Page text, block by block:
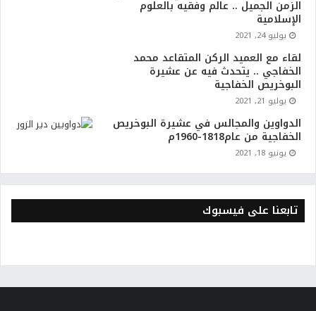
الزمن الجميل .. عالم وفقيه بالعلوم
الإسلامية
يوليو 24, 2021
لقاء مع العميد الركن المتقاعد محمد
الخفاجي .. يتحدث فيه عن عشيرة
البوخريص الخفاجية
يوليو 21, 2021
الدواوين والمجالس في عشيرة البوخريص
الخفاجية من عام1818-1960م
يونيو 18, 2021
تابعنا على فيسبوك